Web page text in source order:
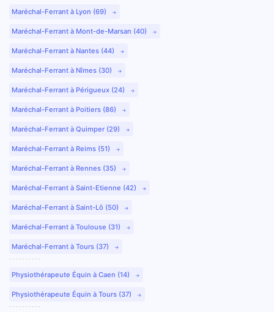
Maréchal-Ferrant à Lyon (69)
Maréchal-Ferrant à Mont-de-Marsan (40)
Maréchal-Ferrant à Nantes (44)
Maréchal-Ferrant à Nîmes (30)
Maréchal-Ferrant à Périgueux (24)
Maréchal-Ferrant à Poitiers (86)
Maréchal-Ferrant à Quimper (29)
Maréchal-Ferrant à Reims (51)
Maréchal-Ferrant à Rennes (35)
Maréchal-Ferrant à Saint-Etienne (42)
Maréchal-Ferrant à Saint-Lô (50)
Maréchal-Ferrant à Toulouse (31)
Maréchal-Ferrant à Tours (37)
Physiothérapeute Équin à Caen (14)
Physiothérapeute Équin à Tours (37)